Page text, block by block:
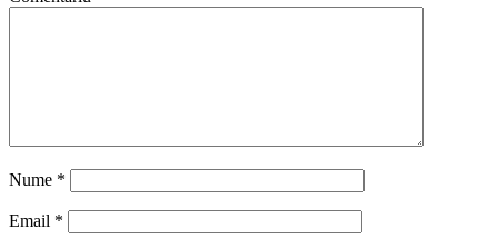
Nume *
Email *